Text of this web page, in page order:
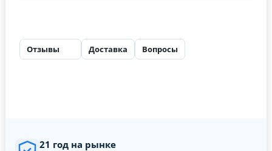
Отзывы Доставка Вопросы
21 год на рынке